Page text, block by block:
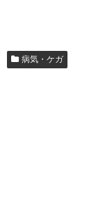
病気・ケガ